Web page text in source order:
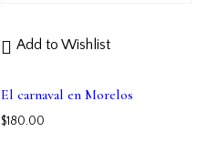
Add to Wishlist
El carnaval en Morelos
$180.00